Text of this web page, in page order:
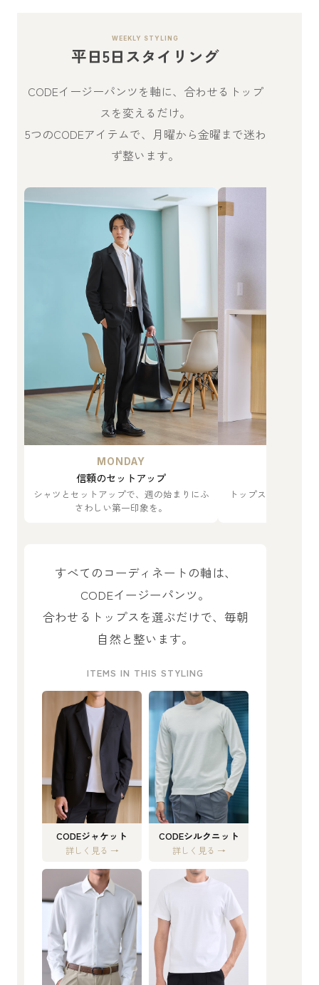
WEEKLY STYLING
平日5日スタイリング
CODEイージーパンツを軸に、合わせるトップ
スを変えるだけ。
5つのCODEアイテムで、月曜から金曜まで迷わ
ず整います。
MONDAY
信頼のセットアップ
シャツとセットアップで、週の始まりにふ
さわしい第一印象を。
トップスをTシャツ
すべてのコーディネートの軸は、
CODEイージーパンツ。
合わせるトップスを選ぶだけで、毎朝
自然と整います。
ITEMS IN THIS STYLING
CODEジャケット
詳しく見る →
CODEシルクニット
詳しく見る →